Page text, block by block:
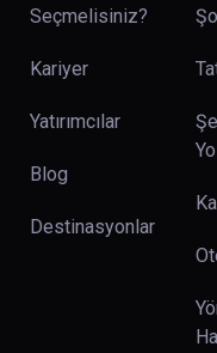
Seçmelisiniz?
Kariyer
Yatırımcılar
Blog
Destinasyonlar